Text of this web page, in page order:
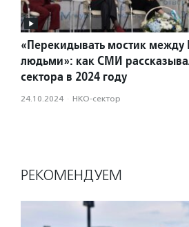
«Перекидывать мостик
людьми»: как СМИ
сектора в 2024 году
24.10.2024 · НКО-сектор
РЕКОМЕНДУЕМ